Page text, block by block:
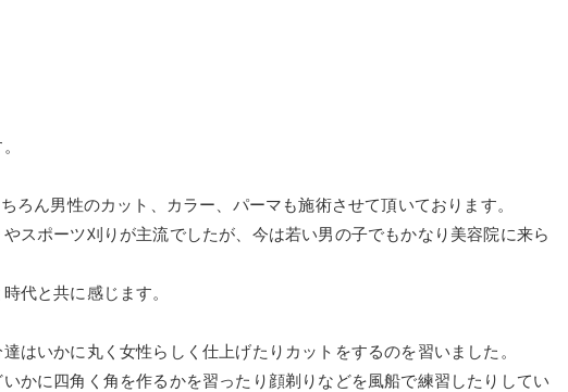
ん男性のカット、カラー、パーマも施術させて頂いております。
スポーツ刈りが主流でしたが、今は若い男の子でもかなり美容院に来ら
代と共に感じます。
はいかに丸く女性らしく仕上げたりカットをするのを習いました。
かに四角く角を作るかを習ったり顔剃りなどを風船で練習したりしてい